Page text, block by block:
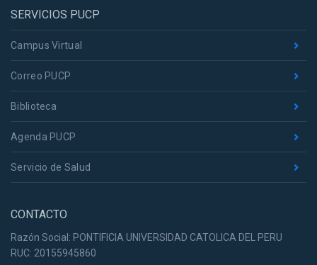
SERVICIOS PUCP
Campus Virtual
Correo PUCP
Biblioteca
Agenda PUCP
Servicio de Salud
CONTACTO
Razón Social: PONTIFICIA UNIVERSIDAD CATOLICA DEL PERU
RUC: 20155945860